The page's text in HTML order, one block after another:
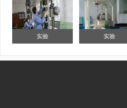
实验 实验